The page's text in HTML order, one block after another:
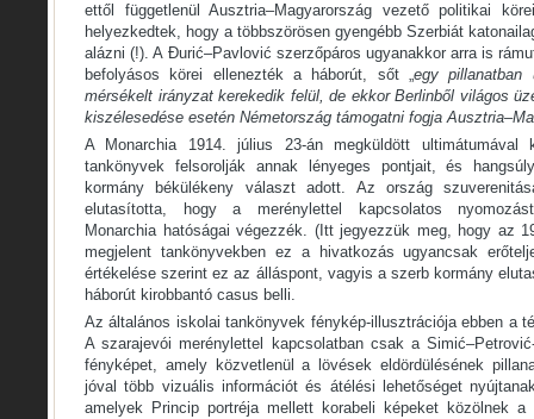
ettől függetlenül Ausztria–Magyarország vezető politikai
helyezkedtek, hogy a többszörösen gyengébb Szerbiát
alázni (!). A Đurić–Pavlović szerzőpáros ugyanakkor arra is
befolyásos körei ellenezték a háborút, sőt „egy
mérsékelt irányzat kerekedik felül, de ekkor Berlinből világos
kiszélesedése esetén Németország támogatni fogja
A Monarchia 1914. július 23-án megküldött ultimátumával
tankönyvek felsorolják annak lényeges pontjait, és
kormány békülékeny választ adott. Az ország
elutasította, hogy a merénylettel kapcsolatos
Monarchia hatóságai végezzék. (Itt jegyezzük meg, hogy az
megjelent tankönyvekben ez a hivatkozás ugyancsak
értékelése szerint ez az álláspont, vagyis a szerb kormány
háborút kirobbantó casus belli.
Az általános iskolai tankönyvek fénykép-illusztrációja ebben a
A szarajevói merénylettel kapcsolatban csak a
fényképet, amely közvetlenül a lövések eldördülésének
jóval több vizuális információt és átélési lehetőséget
amelyek Princip portréja mellett korabeli képeket közölnek